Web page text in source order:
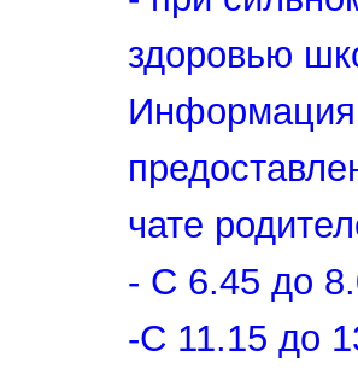
здоровью
Информация
чате
- С 6.45 до
-С 11.15 до